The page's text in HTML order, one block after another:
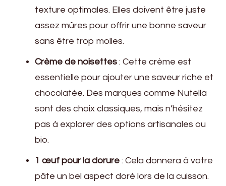
texture optimales. Elles doivent être juste
assez mûres pour offrir une bonne saveur
sans être trop molles.
Crème de noisettes : Cette crème est
essentielle pour ajouter une saveur riche et
chocolatée. Des marques comme Nutella
sont des choix classiques, mais n’hésitez
pas à explorer des options artisanales ou
bio.
1 œuf pour la dorure : Cela donnera à votre
pâte un bel aspect doré lors de la cuisson.